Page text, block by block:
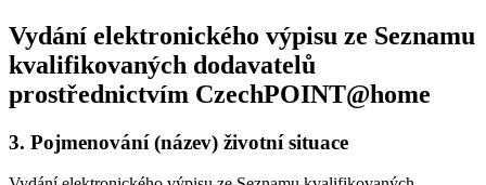
Vydání elektronického výpisu ze Seznamu
kvalifikovaných dodavatelů
prostřednictvím CzechPOINT@home
3. Pojmenování (název) životní situace